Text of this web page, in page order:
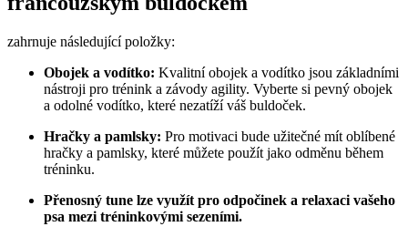
zahrnuje následující položky:
Obojek a vodítko: Kvalitní obojek a vodítko jsou základními
nástroji pro trénink a závody agility. Vyberte si pevný obojek
a odolné vodítko, které nezatíží váš buldoček.
Hračky a pamlsky: Pro motivaci bude užitečné mít oblíbené
hračky a pamlsky, které můžete použít jako odměnu během
tréninku.
Přenosný tune lze využít pro odpočinek a relaxaci vašeho
psa mezi tréninkovými sezeními.